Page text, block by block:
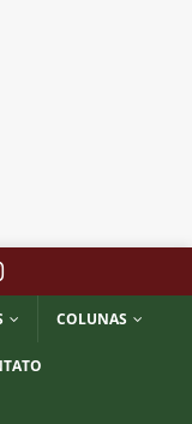
COLUNAS